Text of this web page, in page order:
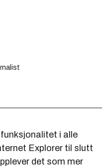
i alle
Explorer til slutt
det som mer